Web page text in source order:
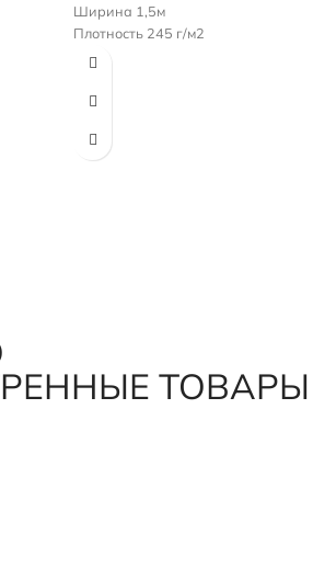
Ширина 1,5м
Плотность 245 г/м2
ТОВАРЫ